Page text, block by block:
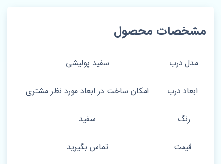
مشخصات محصول
مدل درب سفید پولیشی
ابعاد درب امکان ساخت در ابعاد مورد نظر مشتری
رنگ سفید
قیمت تماس بگیرید